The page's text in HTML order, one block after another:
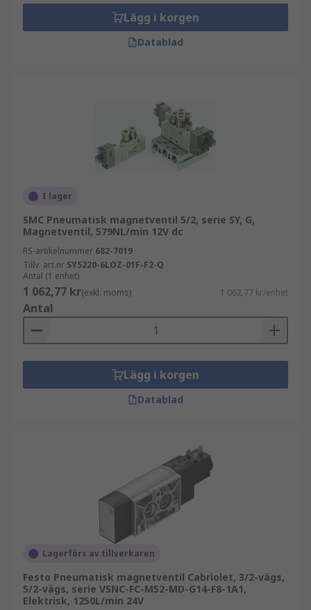
Lägg i korgen
Datablad
I lager
SMC Pneumatisk magnetventil 5/2, serie SY, G,
Magnetventil, 579NL/min 12V dc
RS-artikelnummer 682-7019
Tillv. art.nr SY5220-6LOZ-01F-F2-Q
Antal (1 enhet)
1 062,77 kr(exkl. moms) 1 062,77 kr/enhet
Antal
Lägg i korgen
Datablad
Lagerförs av tillverkaren
Festo Pneumatisk magnetventil Cabriolet, 3/2-vägs,
5/2-vägs, serie VSNC-FC-M52-MD-G14-F8-1A1,
Elektrisk, 1250L/min 24V